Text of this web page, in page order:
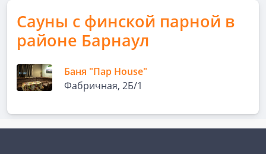
Сауны с финской парной в
районе Барнаул
Баня "Пар House"
Фабричная, 2Б/1